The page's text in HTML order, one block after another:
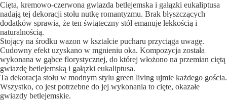
Cięta, kremowo-czerwona gwiazda betlejemska i gałązki eukaliptusa
nadają tej dekoracji stołu nutkę romantyzmu. Brak błyszczących
dodatków sprawia, że ten świąteczny stół emanuje lekkością i
naturalnością.
Stojący na środku wazon w kształcie pucharu przyciąga uwagę.
Cudowny efekt uzyskano w mgnieniu oka. Kompozycja została
wykonana w gąbce florystycznej, do której włożono na przemian ciętą
gwiazdę betlejemską i gałązki eukaliptusa.
Ta dekoracja stołu w modnym stylu green living ujmie każdego gościa.
Wszystko, co jest potrzebne do jej wykonania to cięte, okazałe
gwiazdy betlejemskie.